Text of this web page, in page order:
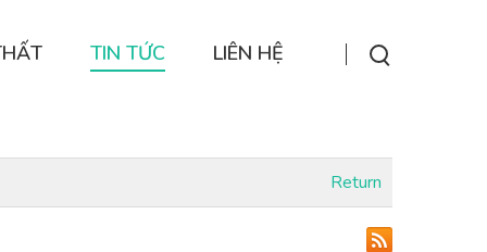
TIN TỨC LIÊN HỆ
Return